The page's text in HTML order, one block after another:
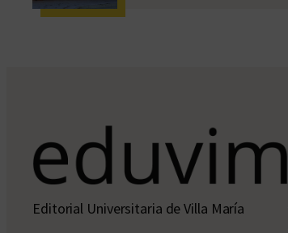
Editorial Universitaria de Villa María